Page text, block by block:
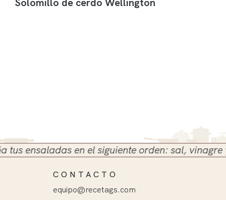
en el siguiente orden: sal, vinagre y
CONTACTO
equipo@recetags.com